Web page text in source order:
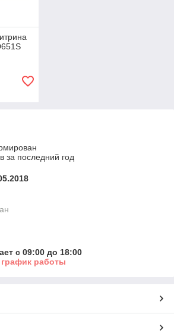
за последний год
с 09:00 до 18:00
график работы